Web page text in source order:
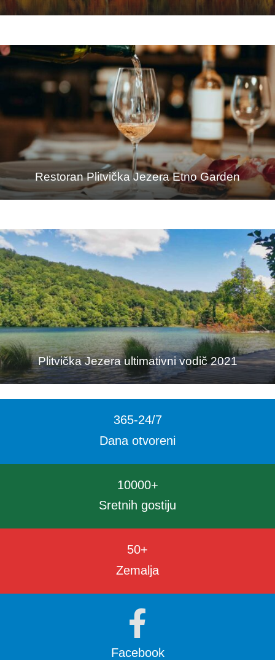
Restoran Plitvička Jezera Etno Garden
Plitvička Jezera ultimativni vodič 2021
365-24/7
Dana otvoreni
10000+
Sretnih gostiju
50+
Zemalja
Facebook